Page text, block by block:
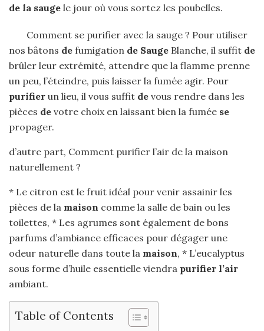
de la sauge le jour où vous sortez les poubelles.
Comment se purifier avec la sauge ? Pour utiliser
nos bâtons de fumigation de Sauge Blanche, il suffit de
brûler leur extrémité, attendre que la flamme prenne
un peu, l’éteindre, puis laisser la fumée agir. Pour
purifier un lieu, il vous suffit de vous rendre dans les
pièces de votre choix en laissant bien la fumée se
propager.
d’autre part, Comment purifier l’air de la maison
naturellement ?
* Le citron est le fruit idéal pour venir assainir les
pièces de la maison comme la salle de bain ou les
toilettes, * Les agrumes sont également de bons
parfums d’ambiance efficaces pour dégager une
odeur naturelle dans toute la maison, * L’eucalyptus
sous forme d’huile essentielle viendra purifier l’air
ambiant.
Table of Contents